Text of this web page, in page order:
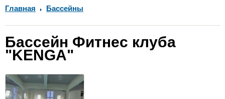
Главная Бассейны
Бассейн Фитнес клуба
"KENGA"